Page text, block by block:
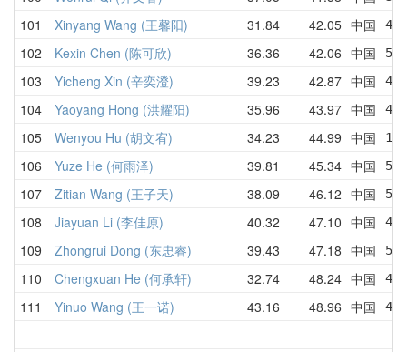
101 Xinyang Wang (王馨阳) 31.84 42.05 中国
102 Kexin Chen (陈可欣) 36.36 42.06 中国
103 Yicheng Xin (辛奕澄) 39.23 42.87 中国
104 Yaoyang Hong (洪耀阳) 35.96 43.97 中国
105 Wenyou Hu (胡文宥) 34.23 44.99 中国
106 Yuze He (何雨泽) 39.81 45.34 中国
107 Zitian Wang (王子天) 38.09 46.12 中国
108 Jiayuan Li (李佳原) 40.32 47.10 中国
109 Zhongrui Dong (东忠睿) 39.43 47.18 中国
110 Chengxuan He (何承轩) 32.74 48.24 中国
111 Yinuo Wang (王一诺) 43.16 48.96 中国